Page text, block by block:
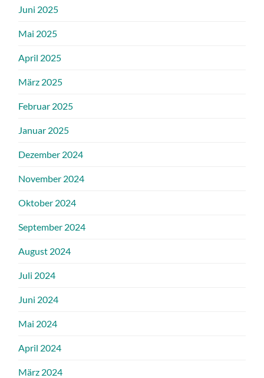
Juni 2025
Mai 2025
April 2025
März 2025
Februar 2025
Januar 2025
Dezember 2024
November 2024
Oktober 2024
September 2024
August 2024
Juli 2024
Juni 2024
Mai 2024
April 2024
März 2024